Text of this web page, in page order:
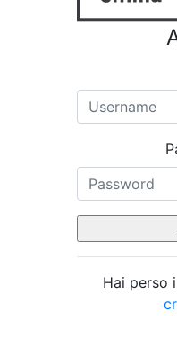
Hai perso